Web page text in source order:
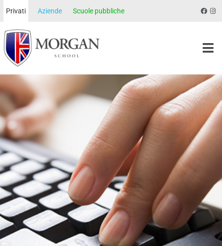
Privati Aziende Scuole pubbliche